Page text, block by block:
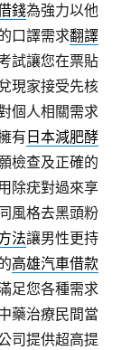
錢為強力以他
口譯需求翻譯
試讓您在票貼
現家接受先核
個人相關需求
有 日本減肥酵
檢查及正確的
除疣對過來享
風格去黑頭粉
法讓男性更持
高雄汽車借款
足您各種需求
藥治療民間當
司提供超高提